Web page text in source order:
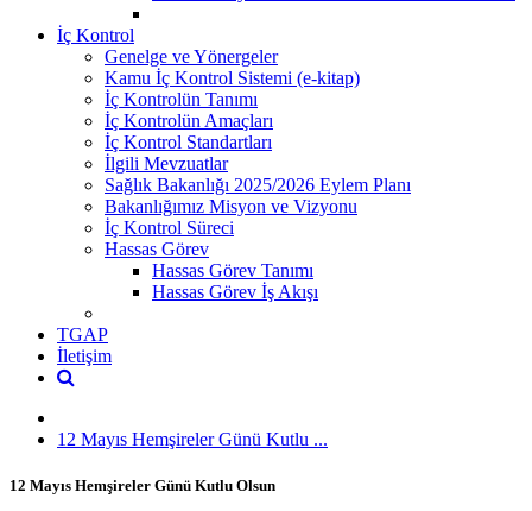
İç Kontrol
Genelge ve Yönergeler
Kamu İç Kontrol Sistemi (e-kitap)
İç Kontrolün Tanımı
İç Kontrolün Amaçları
İç Kontrol Standartları
İlgili Mevzuatlar
Sağlık Bakanlığı 2025/2026 Eylem Planı
Bakanlığımız Misyon ve Vizyonu
İç Kontrol Süreci
Hassas Görev
Hassas Görev Tanımı
Hassas Görev İş Akışı
TGAP
İletişim
12 Mayıs Hemşireler Günü Kutlu ...
12 Mayıs Hemşireler Günü Kutlu Olsun